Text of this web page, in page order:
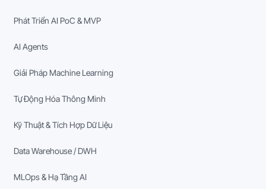
Phát Triển AI PoC & MVP
AI Agents
Giải Pháp Machine Learning
Tự Động Hóa Thông Minh
Kỹ Thuật & Tích Hợp Dữ Liệu
Data Warehouse / DWH
MLOps & Hạ Tầng AI